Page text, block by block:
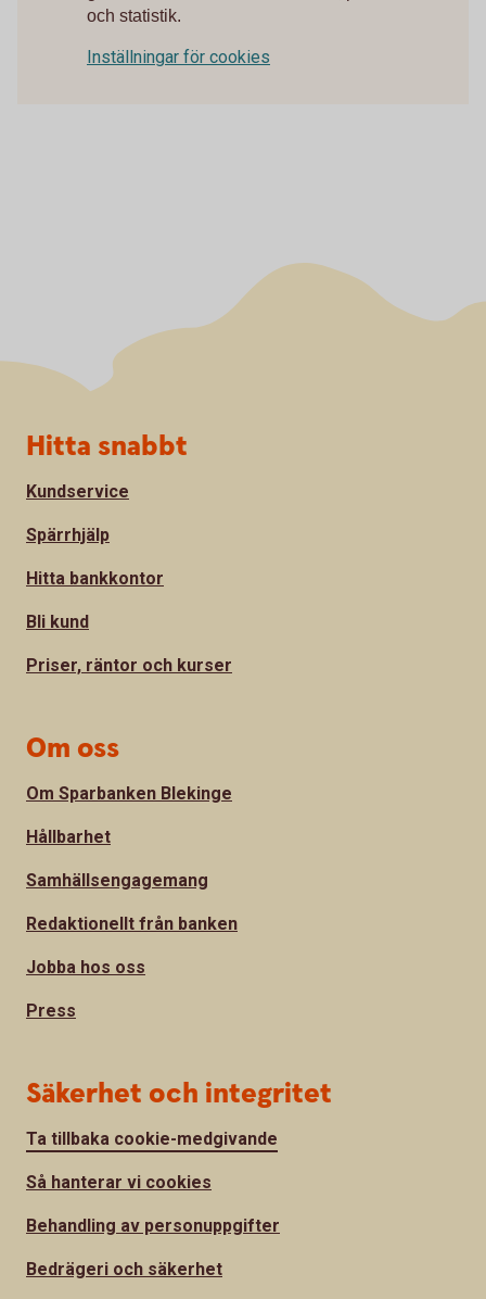
och statistik.
Inställningar för cookies
Sidfot
Hitta snabbt
Kundservice
Spärrhjälp
Hitta bankkontor
Bli kund
Priser, räntor och kurser
Om oss
Om Sparbanken Blekinge
Hållbarhet
Samhällsengagemang
Redaktionellt från banken
Jobba hos oss
Press
Säkerhet och integritet
Ta tillbaka cookie-medgivande
Så hanterar vi cookies
Behandling av personuppgifter
Bedrägeri och säkerhet